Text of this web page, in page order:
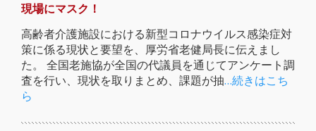
現場にマスク！
高齢者介護施設における新型コロナウイルス感染症対
策に係る現状と要望を、厚労省老健局長に伝えまし
た。 全国老施協が全国の代議員を通じてアンケート調
査を行い、現状を取りまとめ、課題が抽…続きはこち
ら